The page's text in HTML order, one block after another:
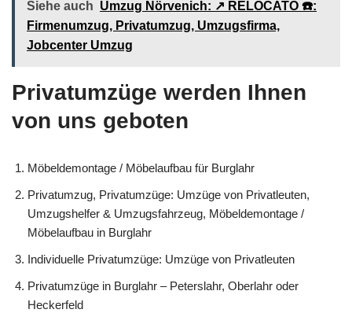
Siehe auch Umzug Nörvenich: ↗️ RELOCATO ☎️:
Firmenumzug, Privatumzug, Umzugsfirma,
Jobcenter Umzug
Privatumzüge werden Ihnen
von uns geboten
Möbeldemontage / Möbelaufbau für Burglahr
Privatumzug, Privatumzüge: Umzüge von Privatleuten,
Umzugshelfer & Umzugsfahrzeug, Möbeldemontage /
Möbelaufbau in Burglahr
Individuelle Privatumzüge: Umzüge von Privatleuten
Privatumzüge in Burglahr – Peterslahr, Oberlahr oder
Heckerfeld